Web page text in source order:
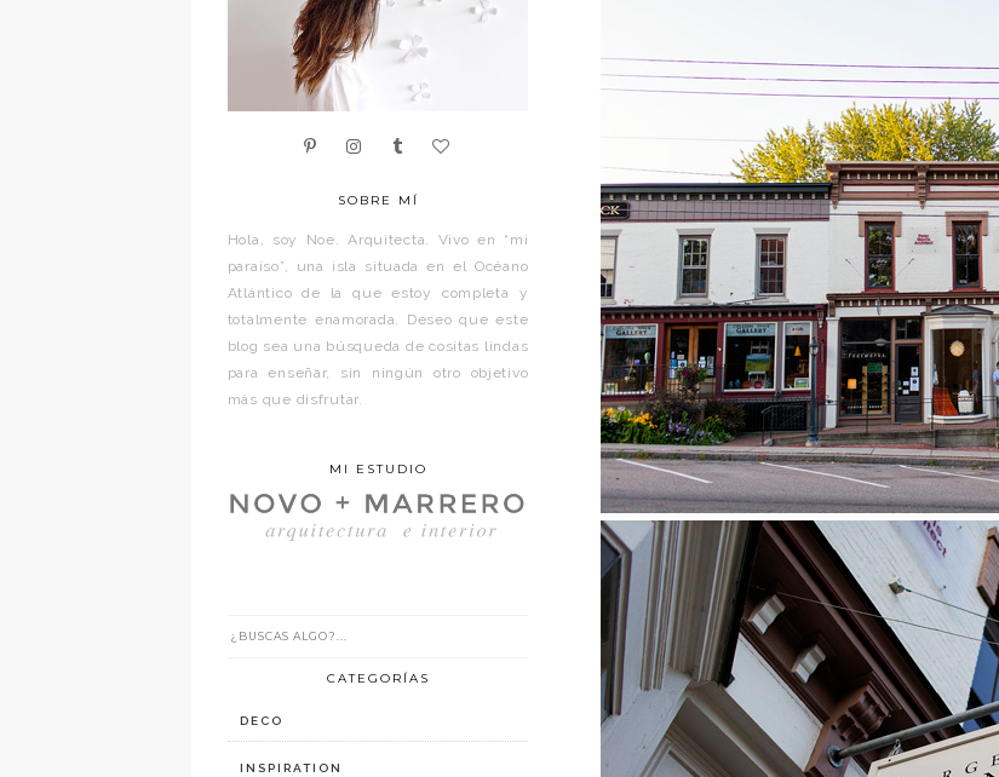
SOBRE MÍ
Hola, soy Noe. Arquitecta. Vivo en “mi
paraíso”, una isla situada en el Océano
Atlántico de la que estoy completa y
totalmente enamorada. Deseo que este
blog sea una búsqueda de cositas lindas
para enseñar, sin ningún otro objetivo
más que disfrutar.
MI ESTUDIO
CATEGORÍAS
DECO
INSPIRATION